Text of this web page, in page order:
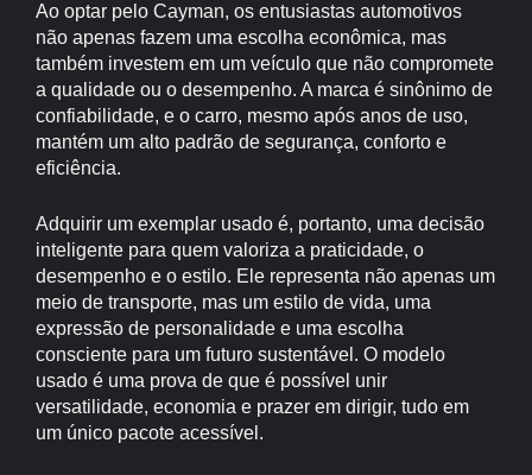
Ao optar pelo Cayman, os entusiastas automotivos
não apenas fazem uma escolha econômica, mas
também investem em um veículo que não compromete
a qualidade ou o desempenho. A marca é sinônimo de
confiabilidade, e o carro, mesmo após anos de uso,
mantém um alto padrão de segurança, conforto e
eficiência.
Adquirir um exemplar usado é, portanto, uma decisão
inteligente para quem valoriza a praticidade, o
desempenho e o estilo. Ele representa não apenas um
meio de transporte, mas um estilo de vida, uma
expressão de personalidade e uma escolha
consciente para um futuro sustentável. O modelo
usado é uma prova de que é possível unir
versatilidade, economia e prazer em dirigir, tudo em
um único pacote acessível.